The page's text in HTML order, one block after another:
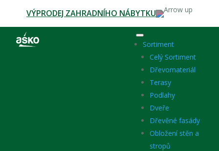
VÝPRODEJ ZAHRADNÍHO NÁBYTKU
Sortiment
Celý Sortiment
Dřevomateriál
Terasy
Podlahy
Dveře
Dřevěné fasády
Obložení stěn a
stropů